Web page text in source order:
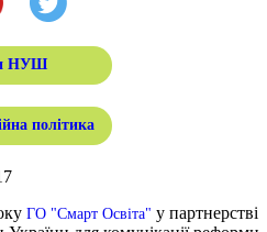
НУШ
політика
ГО "Смарт Освіта" у партнерстві